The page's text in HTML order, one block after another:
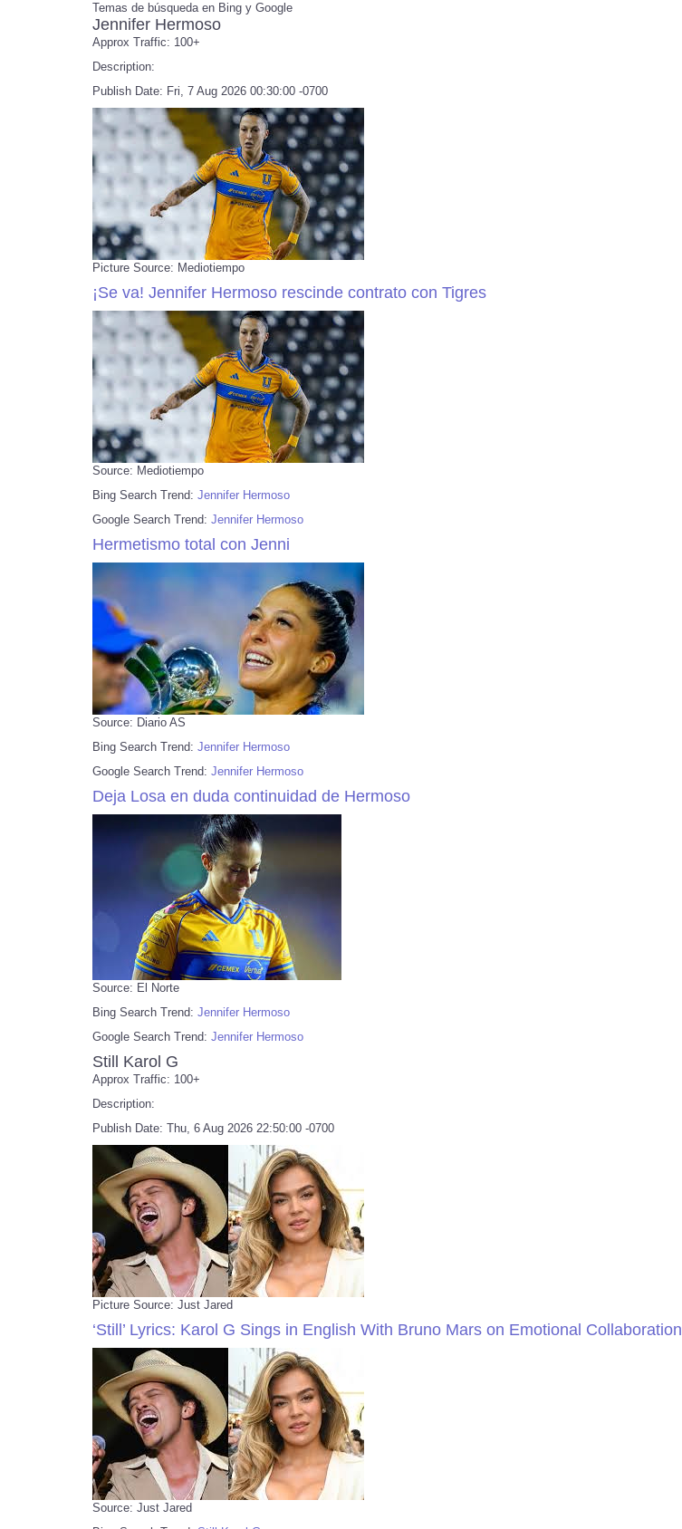
Temas de búsqueda en Bing y Google
Jennifer Hermoso
Approx Traffic: 100+
Description:
Publish Date: Fri, 7 Aug 2026 00:30:00 -0700
Picture Source: Mediotiempo
¡Se va! Jennifer Hermoso rescinde contrato con Tigres
Source: Mediotiempo
Bing Search Trend: Jennifer Hermoso
Google Search Trend: Jennifer Hermoso
Hermetismo total con Jenni
Source: Diario AS
Bing Search Trend: Jennifer Hermoso
Google Search Trend: Jennifer Hermoso
Deja Losa en duda continuidad de Hermoso
Source: El Norte
Bing Search Trend: Jennifer Hermoso
Google Search Trend: Jennifer Hermoso
Still Karol G
Approx Traffic: 100+
Description:
Publish Date: Thu, 6 Aug 2026 22:50:00 -0700
Picture Source: Just Jared
‘Still’ Lyrics: Karol G Sings in English With Bruno Mars on Emotional Collaboration
Source: Just Jared